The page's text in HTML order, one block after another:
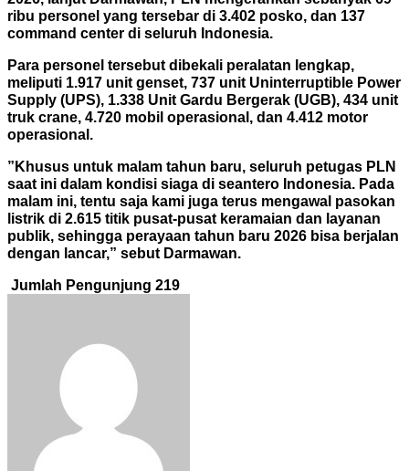
ribu personel yang tersebar di 3.402 posko, dan 137
command center di seluruh Indonesia.
Para personel tersebut dibekali peralatan lengkap,
meliputi 1.917 unit genset, 737 unit Uninterruptible Power
Supply (UPS), 1.338 Unit Gardu Bergerak (UGB), 434 unit
truk crane, 4.720 mobil operasional, dan 4.412 motor
operasional.
”Khusus untuk malam tahun baru, seluruh petugas PLN
saat ini dalam kondisi siaga di seantero Indonesia. Pada
malam ini, tentu saja kami juga terus mengawal pasokan
listrik di 2.615 titik pusat-pusat keramaian dan layanan
publik, sehingga perayaan tahun baru 2026 bisa berjalan
dengan lancar,” sebut Darmawan.
Jumlah Pengunjung 219